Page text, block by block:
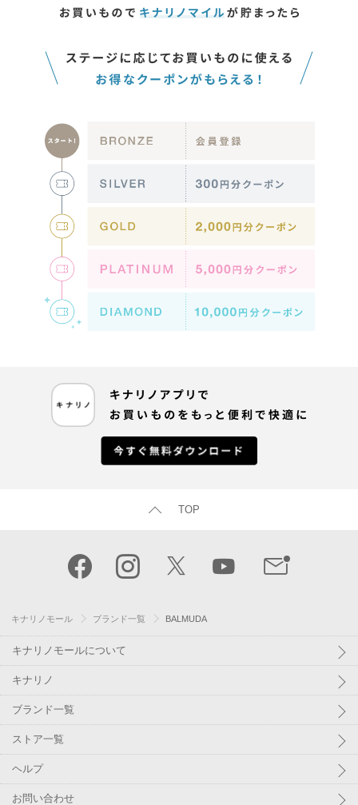
TOP
キナリノモール ブランド一覧 BALMUDA
キナリノモールについて
キナリノ
ブランド一覧
ストア一覧
ヘルプ
お問い合わせ